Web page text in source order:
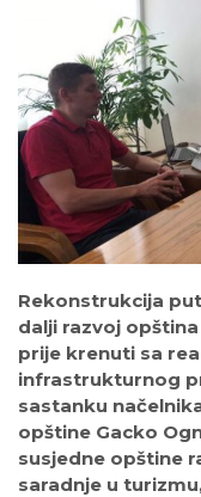
Rekonstrukcija
dalji razvoj
prije krenuti sa
infrastrukturnog
sastanku
opštine Gacko
susjedne opštine
saradnje u